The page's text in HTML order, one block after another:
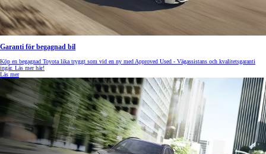
Garanti för begagnad bil
Köp en begagnad Toyota lika tryggt som vid en ny med Approved Used - Vägassistans och kvalitetsgaranti
ingår. Läs mer här!
Läs mer